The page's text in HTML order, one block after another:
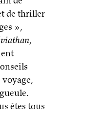
de thriller
»,
,
êtes tous